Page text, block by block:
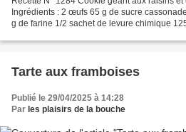
Ingrédients : 2 œufs 65 g de sucre
g de farine 1/2 sachet de levure chimique
Tarte aux framboises
Publié le 29/04/2025 à 14:28
Par les plaisirs de la bouche